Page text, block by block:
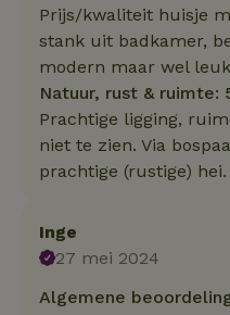
Prijs/kwaliteit huisje
stank uit badkamer,
modern maar wel
Natuur, rust & ruimte:
Prachtige ligging,
niet te zien. Via
prachtige (rustige) hei.
Inge
27 mei 2024
Algemene